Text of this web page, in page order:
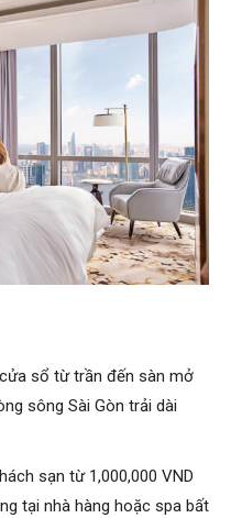
sổ từ trần đến sàn mở
sông Sài Gòn trải dài
sạn từ 1,000,000 VND
tại nhà hàng hoặc spa bất